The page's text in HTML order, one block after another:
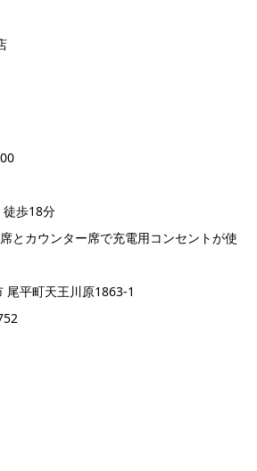
徒歩18分
とカウンター席で充電用コンセントが使
尾平町天王川原1863-1